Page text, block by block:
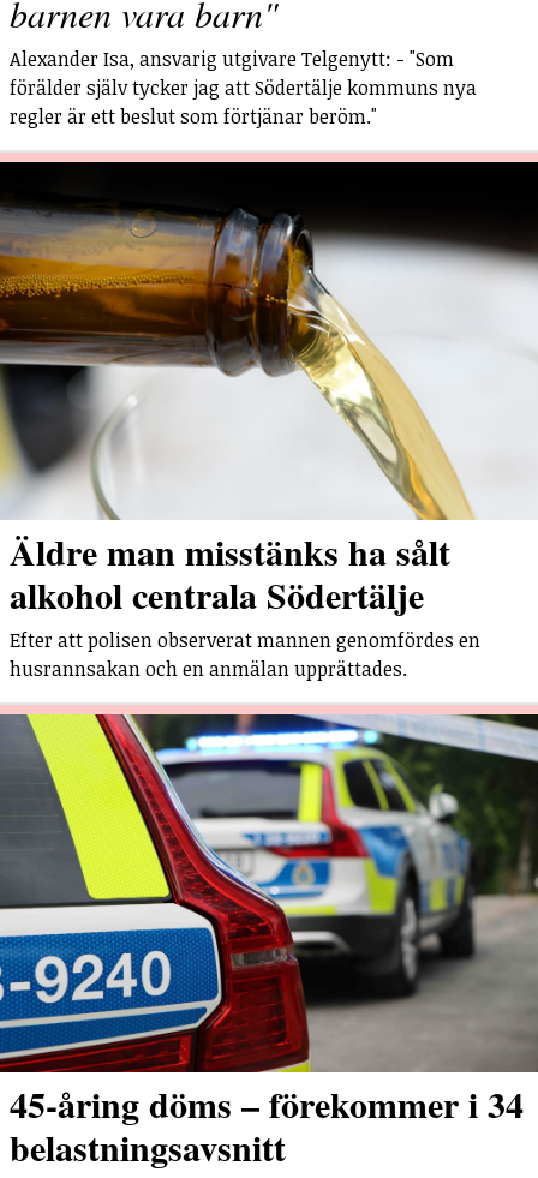
barnen vara barn"
Alexander Isa, ansvarig utgivare Telgenytt: - "Som
förälder själv tycker jag att Södertälje kommuns nya
regler är ett beslut som förtjänar beröm."
Äldre man misstänks ha sålt
alkohol centrala Södertälje
Efter att polisen observerat mannen genomfördes en
husrannsakan och en anmälan upprättades.
45-åring döms – förekommer i 34
belastningsavsnitt